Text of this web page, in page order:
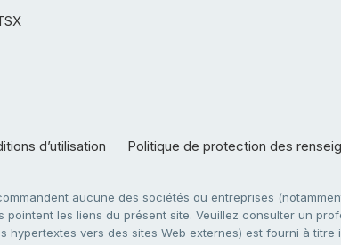
d’utilisation Politique de protection des
aucune des sociétés ou entreprises
les liens du présent site. Veuillez consulter un
hypertextes vers des sites Web externes) est fourni à